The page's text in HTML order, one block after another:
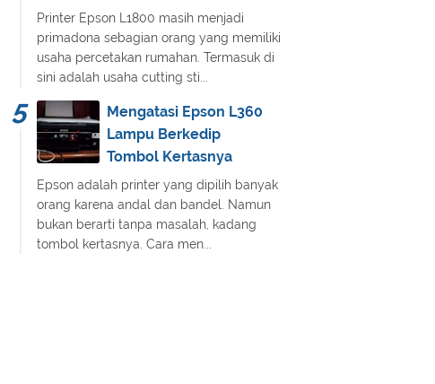
Printer Epson L1800 masih menjadi
primadona sebagian orang yang memiliki
usaha percetakan rumahan. Termasuk di
sini adalah usaha cutting sti...
Mengatasi Epson L360
Lampu Berkedip
Tombol Kertasnya
Epson adalah printer yang dipilih banyak
orang karena andal dan bandel. Namun
bukan berarti tanpa masalah, kadang
tombol kertasnya. Cara men...